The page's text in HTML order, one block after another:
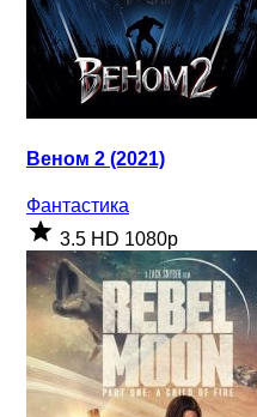
Веном 2 (2021)
Фантастика
3.5 HD 1080p